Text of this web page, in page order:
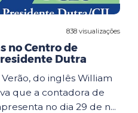
838 visualizações
no Centro de
Dutra
do inglês William
que a contadora de
no dia 29 de n...